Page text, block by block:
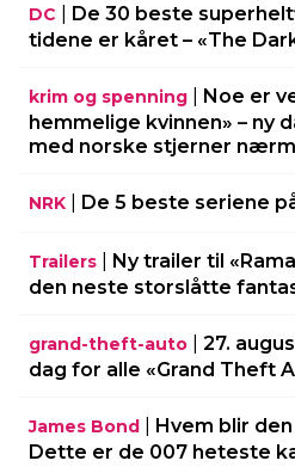
DC
De 30 beste
tidene er kåret – «The
krim og spenning
Noe er
hemmelige kvinnen» – ny
med norske stjerner
NRK De 5 beste seriene
Trailers
Ny trailer til
den neste storslåtte
grand-theft-auto
27.
dag for alle «Grand Theft
James Bond
Hvem blir
Dette er de 007 heteste